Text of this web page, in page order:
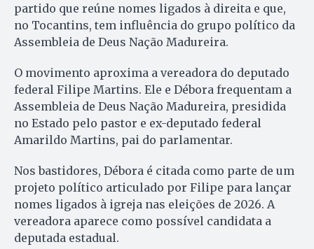
partido que reúne nomes ligados à direita e que,
no Tocantins, tem influência do grupo político da
Assembleia de Deus Nação Madureira.
O movimento aproxima a vereadora do deputado
federal Filipe Martins. Ele e Débora frequentam a
Assembleia de Deus Nação Madureira, presidida
no Estado pelo pastor e ex-deputado federal
Amarildo Martins, pai do parlamentar.
Nos bastidores, Débora é citada como parte de um
projeto político articulado por Filipe para lançar
nomes ligados à igreja nas eleições de 2026. A
vereadora aparece como possível candidata a
deputada estadual.